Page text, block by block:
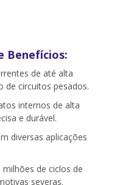
Benefícios:
de até alta
de circuitos pesados.
internos de alta
e durável.
diversas aplicações
de ciclos de
severas.